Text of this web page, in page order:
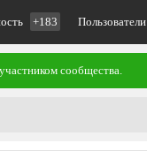
+183 Пользователи
сообщества.